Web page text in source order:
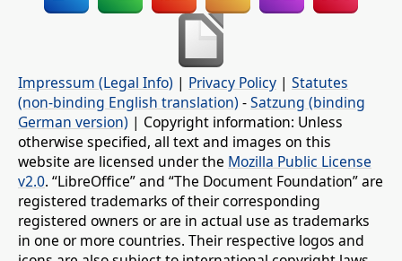
Impressum (Legal Info) | Privacy Policy | Statutes
(non-binding English translation) -Satzung (binding
German version) | Copyright information: Unless
otherwise specified, all text and images on this
website are licensed under the Mozilla Public License
v2.0. “LibreOffice” and “The Document Foundation” are
registered trademarks of their corresponding
registered owners or are in actual use as trademarks
in one or more countries. Their respective logos and